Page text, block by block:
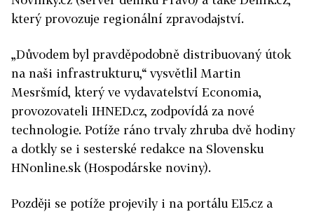
který provozuje regionální zpravodajství.
„Důvodem byl pravděpodobně distribuovaný útok
na naši infrastrukturu,“ vysvětlil Martin
Mesršmíd, který ve vydavatelství Economia,
provozovateli IHNED.cz, zodpovídá za nové
technologie. Potíže ráno trvaly zhruba dvě hodiny
a dotkly se i sesterské redakce na Slovensku
HNonline.sk (Hospodárske noviny).
Později se potíže projevily i na portálu E15.cz a